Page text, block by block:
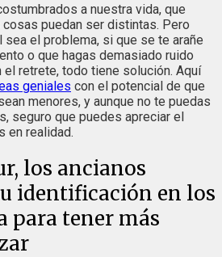
a nuestra vida, que
puedan ser distintas. Pero
sea el problema, si que se te arañe
o que hagas demasiado ruido
retrete, todo tiene solución. Aquí
geniales con el potencial de que
menores, y aunque no te puedas
seguro que puedes apreciar el
en realidad.
los ancianos
identificación en los
para tener más